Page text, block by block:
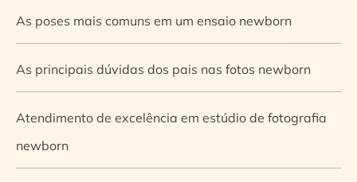
As poses mais comuns em um ensaio newborn
As principais dúvidas dos pais nas fotos newborn
Atendimento de excelência em estúdio de fotografia
newborn